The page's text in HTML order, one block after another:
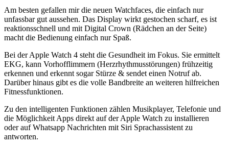
Am besten gefallen mir die neuen Watchfaces, die einfach nur
unfassbar gut aussehen. Das Display wirkt gestochen scharf, es ist
reaktionsschnell und mit Digital Crown (Rädchen an der Seite)
macht die Bedienung einfach nur Spaß.
Bei der Apple Watch 4 steht die Gesundheit im Fokus. Sie ermittelt
EKG, kann Vorhofflimmern (Herzrhythmusstörungen) frühzeitig
erkennen und erkennt sogar Stürze & sendet einen Notruf ab.
Darüber hinaus gibt es die volle Bandbreite an weiteren hilfreichen
Fitnessfunktionen.
Zu den intelligenten Funktionen zählen Musikplayer, Telefonie und
die Möglichkeit Apps direkt auf der Apple Watch zu installieren
oder auf Whatsapp Nachrichten mit Siri Sprachassistent zu
antworten.